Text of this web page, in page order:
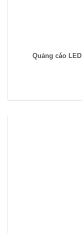
Quảng cáo